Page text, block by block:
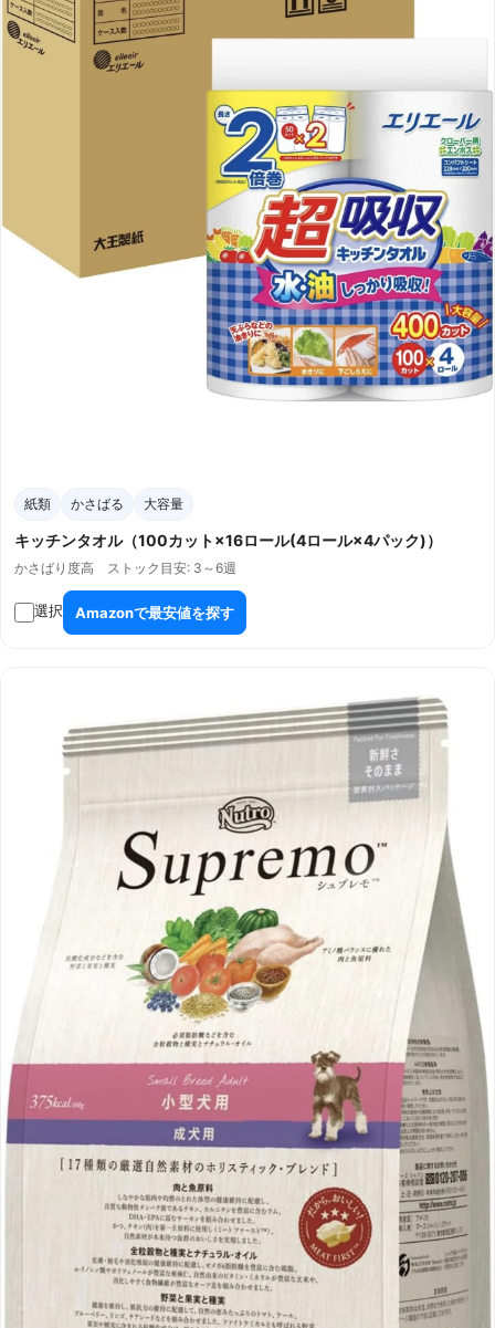
紙類 かさばる 大容量
キッチンタオル（100カット×16ロール(4ロール×4パック)）
かさばり度高 ストック目安: 3～6週
選択 Amazonで最安値を探す